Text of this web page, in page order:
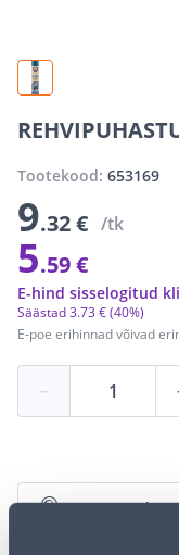
Tootekood: 653169
9.32 € /tk
5.59 €
E-poe erihinnad võivad
Säästad3.73 €(40%)
E-hind sisselogitud
−
Vaata